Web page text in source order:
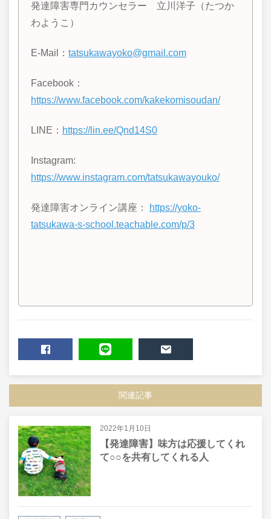
発達障害専門カウンセラー 立川洋子（たつか
わようこ）
E-Mail： tatsukawayoko@gmail.com
Facebook：
https://www.facebook.com/kakekomisoudan/
LINE ： https://lin.ee/Qnd14S0
Instagram:
https://www.instagram.com/tatsukawayouko/
発達障害オンライン講座：
https://yoko-
tatsukawa-s-school.teachable.com/p/3
関連記事
2022年1月10日
【発達障害】味方は応援してくれ
て○○を共有してくれる人